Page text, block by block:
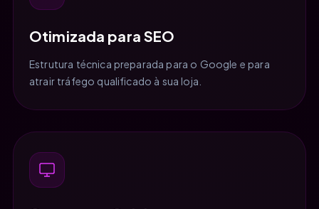
Otimizada para SEO
Estrutura técnica preparada para o Google e para
atrair tráfego qualificado à sua loja.